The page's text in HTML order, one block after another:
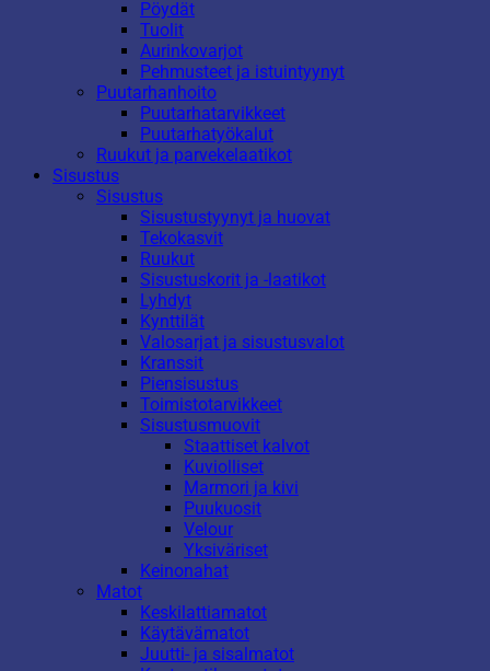
Pöydät
Tuolit
Aurinkovarjot
Pehmusteet ja istuintyynyt
Puutarhanhoito
Puutarhatarvikkeet
Puutarhatyökalut
Ruukut ja parvekelaatikot
Sisustus
Sisustus
Sisustustyynyt ja huovat
Tekokasvit
Ruukut
Sisustuskorit ja -laatikot
Lyhdyt
Kynttilät
Valosarjat ja sisustusvalot
Kranssit
Piensisustus
Toimistotarvikkeet
Sisustusmuovit
Staattiset kalvot
Kuviolliset
Marmori ja kivi
Puukuosit
Velour
Yksiväriset
Keinonahat
Matot
Keskilattiamatot
Käytävämatot
Juutti- ja sisalmatot